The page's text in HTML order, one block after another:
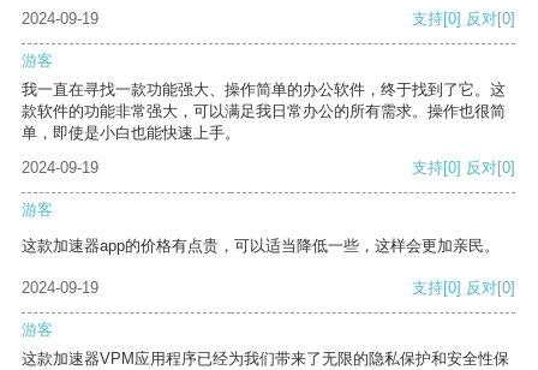
2024-09-19
支持[0] 反对[0]
游客
我一直在寻找一款功能强大、操作简单的办公软件，终于找到了它。这
款软件的功能非常强大，可以满足我日常办公的所有需求。操作也很简
单，即使是小白也能快速上手。
2024-09-19
支持[0] 反对[0]
游客
这款加速器app的价格有点贵，可以适当降低一些，这样会更加亲民。
2024-09-19 支持[0] 反对[0]
游客
这款加速器VPM应用程序已经为我们带来了无限的隐私保护和安全性保